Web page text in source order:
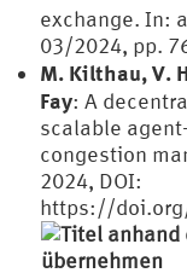
exchange. In:
03/2024, pp.
M. Kilthau, V.
Fay: A
scalable
congestion
2024, DOI:
https://